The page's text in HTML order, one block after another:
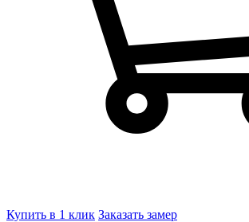
Купить в 1 клик Заказать замер